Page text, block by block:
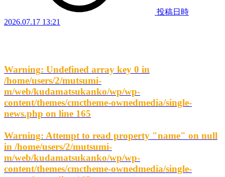
投稿日時
2026.07.17 13:21
Warning: Undefined array key 0 in
/home/users/2/mutsumi-
m/web/kudamatsukanko/wp/wp-
content/themes/cmctheme-ownedmedia/single-
news.php on line 165
Warning: Attempt to read property "name" on null
in /home/users/2/mutsumi-
m/web/kudamatsukanko/wp/wp-
content/themes/cmctheme-ownedmedia/single-